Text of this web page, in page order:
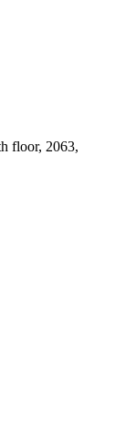
floor, 2063,